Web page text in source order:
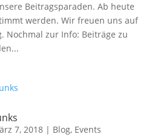
Beitragsparaden. Ab heute
werden. Wir freuen uns auf
Nochmal zur Info: Beiträge zu
7, 2018| Blog, Events